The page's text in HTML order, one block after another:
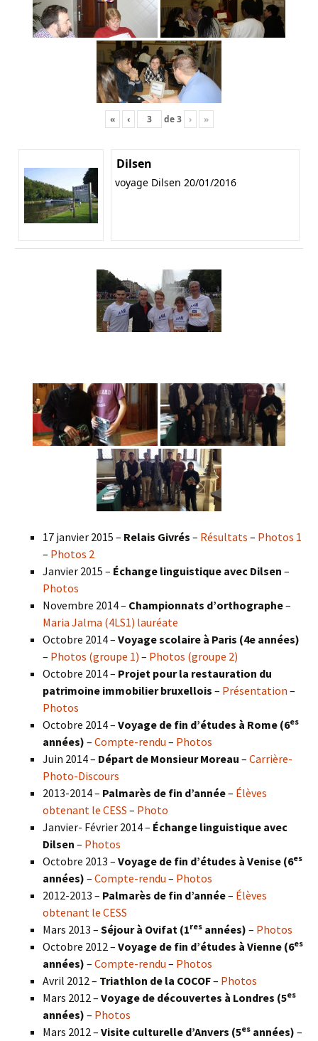
« ‹ de3 › »
Dilsen
voyage Dilsen 20/01/2016
17 janvier 2015 – Relais Givrés – Résultats – Photos 1
– Photos 2
Janvier 2015 – Échange linguistique avec Dilsen –
Photos
Novembre 2014 – Championnats d’orthographe–
Maria Jalma (4LS1) lauréate
Octobre 2014 – Voyage scolaire à Paris (4e années)
– Photos (groupe 1) – Photos (groupe 2)
Octobre 2014 – Projet pour la restauration du
patrimoine immobilier bruxellois – Présentation –
Photos
Octobre 2014 – Voyage de fin d’études à Rome (6es
années) – Compte-rendu – Photos
Juin 2014 – Départ de Monsieur Moreau – Carrière-
Photo-Discours
2013-2014 – Palmarès de fin d’année– Élèves
obtenant le CESS – Photo
Janvier- Février 2014 – Échange linguistique avec
Dilsen – Photos
Octobre 2013 – Voyage de fin d’études à Venise (6es
années) – Compte-rendu – Photos
2012-2013 – Palmarès de fin d’année– Élèves
obtenant le CESS
Mars 2013 – Séjour à Ovifat (1res années) – Photos
Octobre 2012 – Voyage de fin d’études à Vienne (6es
années) – Compte-rendu – Photos
Avril 2012 – Triathlon de la COCOF– Photos
Mars 2012 – Voyage de découvertes à Londres (5es
années) – Photos
Mars 2012 – Visite culturelle d’Anvers (5es années) –